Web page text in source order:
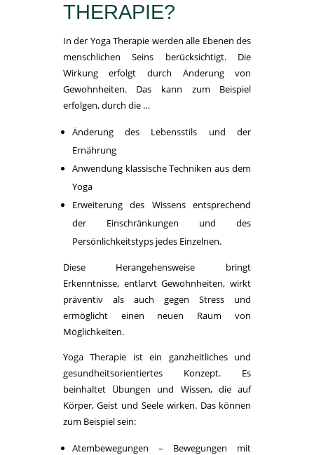
THERAPIE?
In der Yoga Therapie werden alle Ebenen des
menschlichen Seins berücksichtigt. Die
Wirkung erfolgt durch Änderung von
Gewohnheiten. Das kann zum Beispiel
erfolgen, durch die …
Änderung des Lebensstils und der
Ernährung
Anwendung klassische Techniken aus dem
Yoga
Erweiterung des Wissens entsprechend
der Einschränkungen und des
Persönlichkeitstyps jedes Einzelnen.
Diese Herangehensweise bringt
Erkenntnisse, entlarvt Gewohnheiten, wirkt
präventiv als auch gegen Stress und
ermöglicht einen neuen Raum von
Möglichkeiten.
Yoga Therapie ist ein ganzheitliches und
gesundheitsorientiertes Konzept. Es
beinhaltet Übungen und Wissen, die auf
Körper, Geist und Seele wirken. Das können
zum Beispiel sein:
Atembewegungen – Bewegungen mit